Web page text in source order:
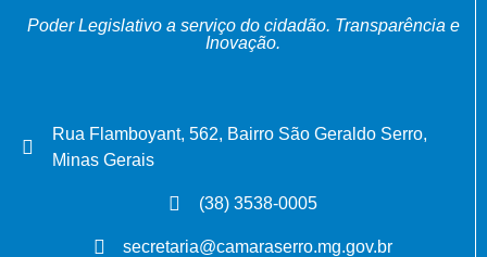
Poder Legislativo a serviço do cidadão. Transparência e
Inovação.
Rua Flamboyant, 562, Bairro São Geraldo Serro,
Minas Gerais
(38) 3538-0005
secretaria@camaraserro.mg.gov.br